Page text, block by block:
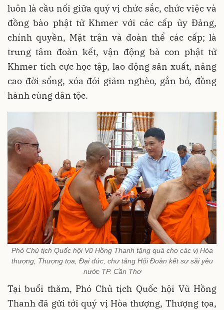
luôn là cầu nối giữa quý vị chức sắc, chức việc và
đồng bào phật tử Khmer với các cấp ủy Đảng,
chính quyền, Mặt trận và đoàn thể các cấp; là
trung tâm đoàn kết, vận động bà con phật tử
Khmer tích cực học tập, lao động sản xuất, nâng
cao đời sống, xóa đói giảm nghèo, gắn bó, đồng
hành cùng dân tộc.
Phó Chủ tịch Quốc hội Vũ Hồng Thanh tặng quà cho các vị Hòa
thượng, Thượng tọa, Đại đức, chư tăng Hội Đoàn kết sư sãi yêu
nước TP. Cần Thơ
Tại buổi thăm, Phó Chủ tịch Quốc hội Vũ Hồng
Thanh đã gửi tới quý vị Hòa thượng, Thượng tọa,